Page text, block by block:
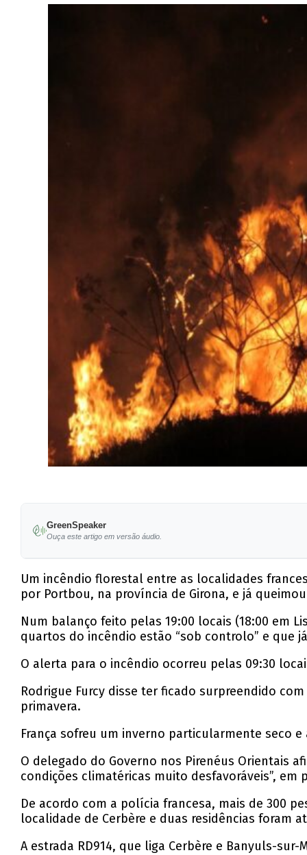
GreenSpeaker
Ouça este artigo em versão áudio.
Um incêndio florestal entre as localidades
por Portbou, na província de Girona, e já
Num balanço feito pelas 19:00 locais (18:00 em
quartos do incêndio estão “sob controlo” e que
O alerta para o incêndio ocorreu pelas 09:30
Rodrigue Furcy disse ter ficado surpreendido
primavera.
França sofreu um inverno particularmente seco
O delegado do Governo nos Pirenéus Orientais
condições climatéricas muito desfavoráveis”, em
De acordo com a polícia francesa, mais de 300
localidade de Cerbère e duas residências foram
A estrada RD914, que liga Cerbère e Banyuls-